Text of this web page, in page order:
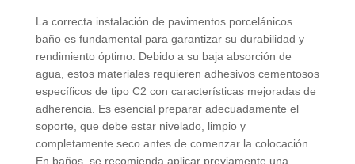
La correcta instalación de pavimentos porcelánicos
baño es fundamental para garantizar su durabilidad y
rendimiento óptimo. Debido a su baja absorción de
agua, estos materiales requieren adhesivos cementosos
específicos de tipo C2 con características mejoradas de
adherencia. Es esencial preparar adecuadamente el
soporte, que debe estar nivelado, limpio y
completamente seco antes de comenzar la colocación.
En baños, se recomienda aplicar previamente una